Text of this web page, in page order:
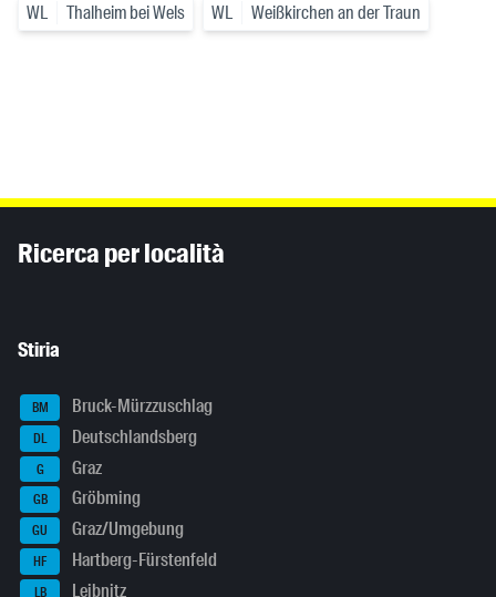
WL Thalheim bei Wels WL Weißkirchen an der Traun
Ricerca per località
Stiria
BM Bruck-Mürzzuschlag
DL Deutschlandsberg
G Graz
GB Gröbming
GU Graz/Umgebung
HF Hartberg-Fürstenfeld
LB Leibnitz